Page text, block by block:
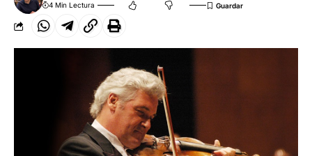
4 Min Lectura